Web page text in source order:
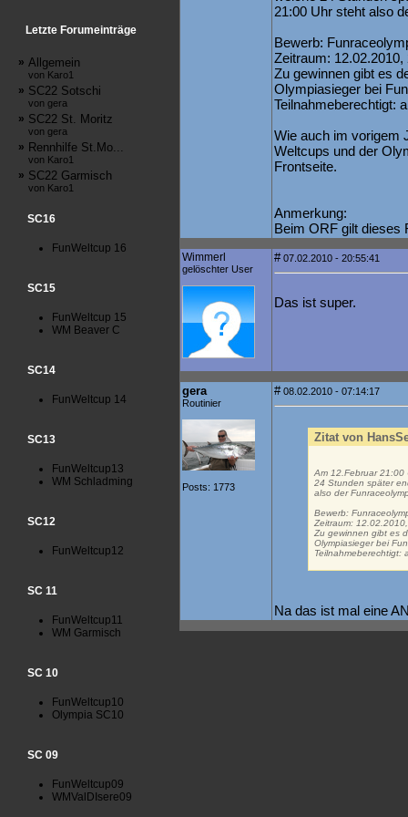
Letzte Forumeinträge
» Allgemein
von Karo1
» SC22 Sotschi
von gera
» SC22 St. Moritz
von gera
» Rennhilfe St.Mo...
von Karo1
» SC22 Garmisch
von Karo1
SC16
FunWeltcup 16
SC15
FunWeltcup 15
WM Beaver C
SC14
FunWeltcup 14
SC13
FunWeltcup13
WM Schladming
SC12
FunWeltcup12
SC 11
FunWeltcup11
WM Garmisch
SC 10
FunWeltcup10
Olympia SC10
SC 09
FunWeltcup09
WMValDIsere09
21:00 Uhr steht also
Bewerb:
Zeitraum:
Zu gewinnen gibt es
Olympiasieger bei
Teilnahmeberechtigt:
Wie auch im vorigem
Weltcups und der
Frontseite.
Anmerkung:
Beim ORF gilt dieses
Wimmerl
gelöschter User
#07.02.2010 - 20:55:41
Das ist super.
gera
Routinier
Posts: 1773
#08.02.2010 - 07:14:17
Zitat von
Am 12.Februar 21:00
24 Stunden später
also der
Bewerb:
Zeitraum:
Zu gewinnen gibt es
Olympiasieger bei
Teilnahmeberechtigt:
Na das ist mal eine